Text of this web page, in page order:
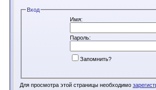
Вход
Имя:
Пароль:
Запомнить?
Для просмотра этой страницы необходимо